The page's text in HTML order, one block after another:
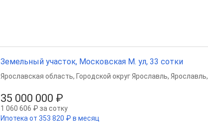
Земельный участок, Московская М. ул, 33 сотки
35 000 000 ₽
1 060 606 ₽ за сотку
Ипотека от 353 820 ₽ в месяц
Ярославская область, Городской округ Ярославль, Ярославль,